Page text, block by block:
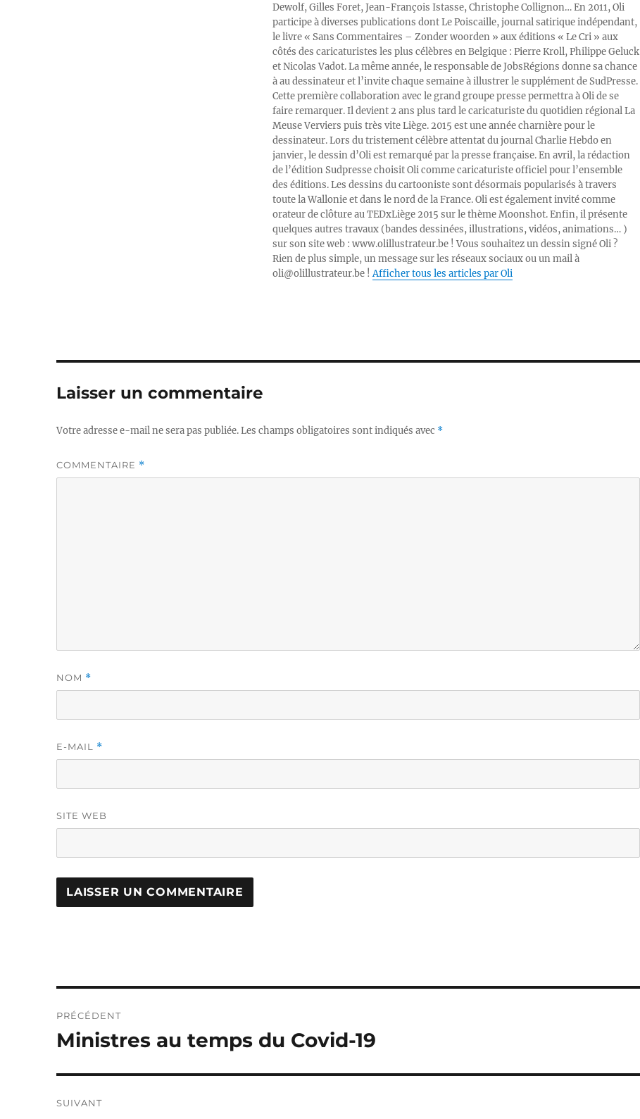
Dewolf, Gilles Foret, Jean-François Istasse, Christophe Collignon… En 2011, Oli
participe à diverses publications dont Le Poiscaille, journal satirique indépendant,
le livre « Sans Commentaires – Zonder woorden » aux éditions « Le Cri » aux
côtés des caricaturistes les plus célèbres en Belgique : Pierre Kroll, Philippe Geluck
et Nicolas Vadot. La même année, le responsable de JobsRégions donne sa chance
à au dessinateur et l’invite chaque semaine à illustrer le supplément de SudPresse.
Cette première collaboration avec le grand groupe presse permettra à Oli de se
faire remarquer. Il devient 2 ans plus tard le caricaturiste du quotidien régional La
Meuse Verviers puis très vite Liège. 2015 est une année charnière pour le
dessinateur. Lors du tristement célèbre attentat du journal Charlie Hebdo en
janvier, le dessin d’Oli est remarqué par la presse française. En avril, la rédaction
de l’édition Sudpresse choisit Oli comme caricaturiste officiel pour l’ensemble
des éditions. Les dessins du cartooniste sont désormais popularisés à travers
toute la Wallonie et dans le nord de la France. Oli est également invité comme
orateur de clôture au TEDxLiège 2015 sur le thème Moonshot. Enfin, il présente
quelques autres travaux (bandes dessinées, illustrations, vidéos, animations… )
sur son site web : www.olillustrateur.be ! Vous souhaitez un dessin signé Oli ?
Rien de plus simple, un message sur les réseaux sociaux ou un mail à
oli@olillustrateur.be !Afficher tous les articles par Oli
Laisser un commentaire
Votre adresse e-mail ne sera pas publiée.Les champs obligatoires sont indiqués avec *
COMMENTAIRE *
NOM *
E-MAIL *
SITE WEB
de
PRÉCÉDENT
Publication
Ministres au temps du Covid-19
SUIVANT